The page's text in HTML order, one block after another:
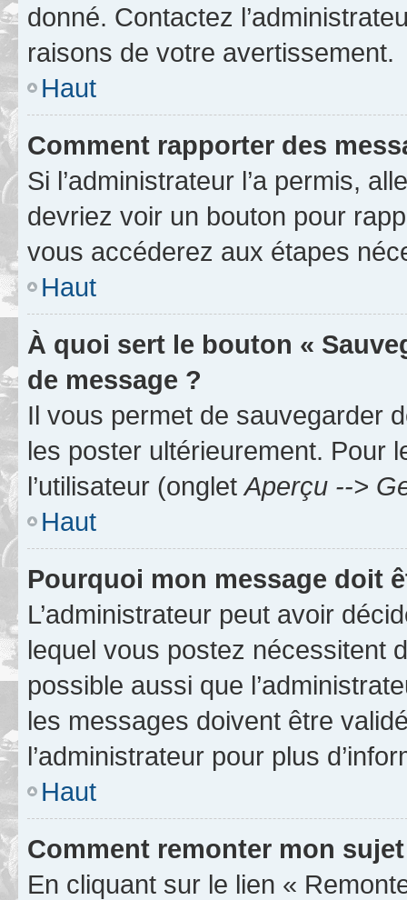
donné. Contactez
raisons de votre avertissement.
Haut
Comment rapporter des
Si l’administrateur l’a permis,
devriez voir un bouton pour
vous accéderez aux étapes
Haut
À quoi sert le bouton «
de message ?
Il vous permet de sauvegarder
les poster ultérieurement. Pour
l’utilisateur (ongletAperçu -->
Haut
Pourquoi mon message doit
L’administrateur peut avoir
lequel vous postez nécessitent
possible aussi que
les messages doivent être
l’administrateur pour plus
Haut
Comment remonter mon
En cliquant sur le lien «